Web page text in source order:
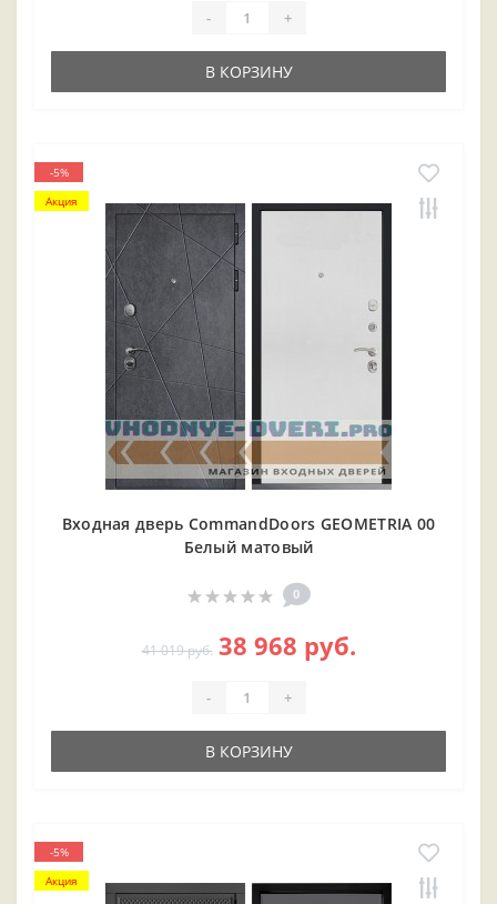
- +
В КОРЗИНУ
-5%
Акция
Входная дверь CommandDoors GEOMETRIA 00
Белый матовый
0
41 019 руб. 38 968 руб.
- +
В КОРЗИНУ
-5%
Акция